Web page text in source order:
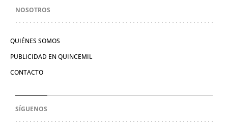
NOSOTROS
QUIÉNES SOMOS
PUBLICIDAD EN QUINCEMIL
CONTACTO
SÍGUENOS